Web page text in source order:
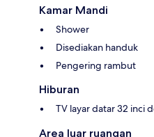
Kamar Mandi
Shower
Disediakan handuk
Pengering rambut
Hiburan
TV layar datar 32 inci
Area luar ruangan